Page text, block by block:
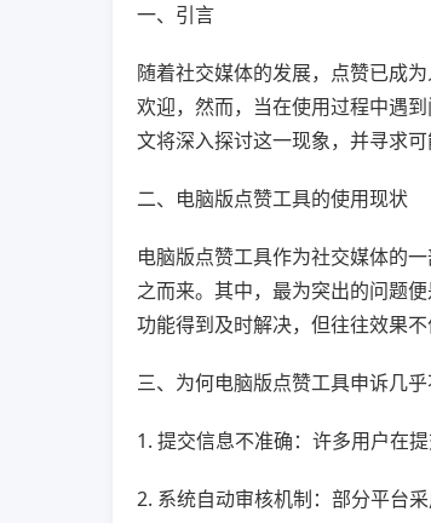
一、引言
随着社交媒体的发展，点赞已成
欢迎，然而，当在使用过程中遇
文将深入探讨这一现象，并寻求可
二、电脑版点赞工具的使用现状
电脑版点赞工具作为社交媒体的
之而来。其中，最为突出的问题
功能得到及时解决，但往往效果不
三、为何电脑版点赞工具申诉几
1. 提交信息不准确：许多用户在
2. 系统自动审核机制：部分平台